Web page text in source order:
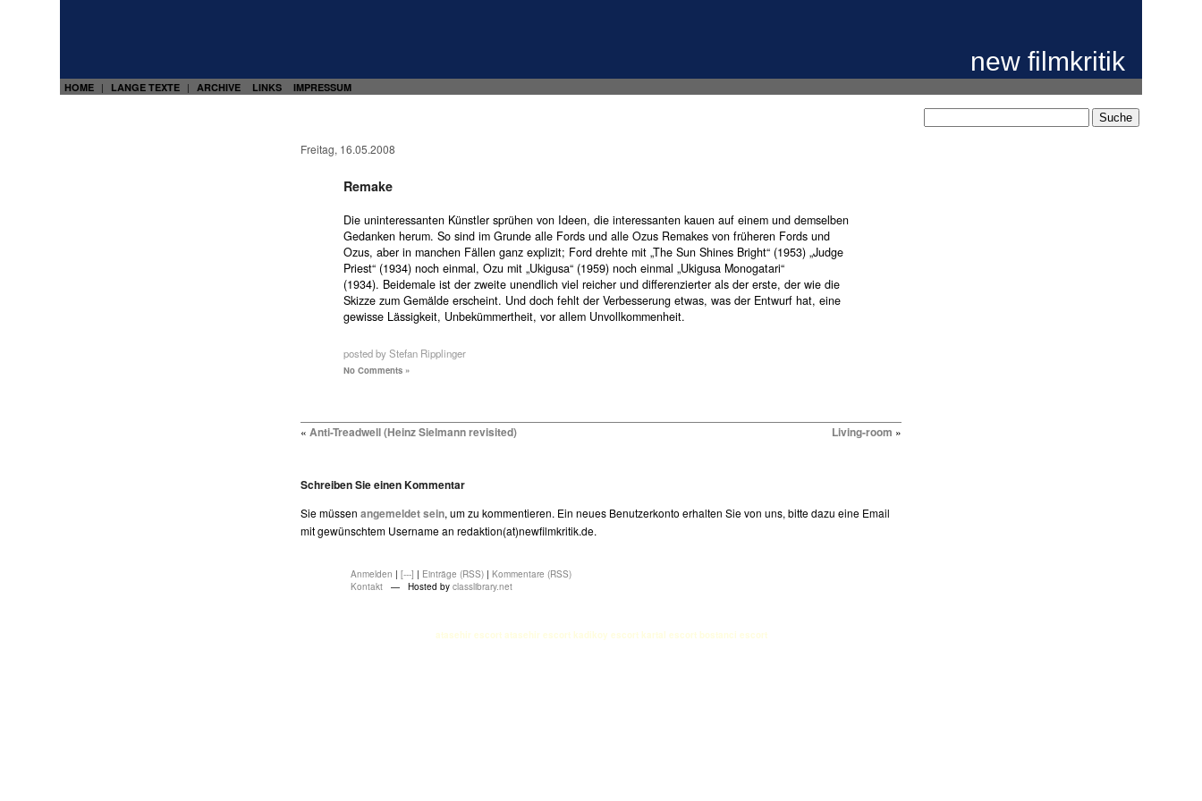
new filmkritik
HOME | LANGE TEXTE | ARCHIVE LINKS IMPRESSUM
Freitag, 16.05.2008
Remake
Die uninteressanten Künstler sprühen von Ideen, die interessanten kauen auf einem und demselben
Gedanken herum. So sind im Grunde alle Fords und alle Ozus Remakes von früheren Fords und
Ozus, aber in manchen Fällen ganz explizit; Ford drehte mit „The Sun Shines Bright“ (1953) „Judge
Priest“ (1934) noch einmal, Ozu mit „Ukigusa“ (1959) noch einmal „Ukigusa Monogatari“
(1934). Beidemale ist der zweite unendlich viel reicher und differenzierter als der erste, der wie die
Skizze zum Gemälde erscheint. Und doch fehlt der Verbesserung etwas, was der Entwurf hat, eine
gewisse Lässigkeit, Unbekümmertheit, vor allem Unvollkommenheit.
posted by Stefan Ripplinger
No Comments »
« Anti-Treadwell (Heinz Sielmann revisited) Living-room »
Schreiben Sie einen Kommentar
Sie müssen angemeldet sein, um zu kommentieren. Ein neues Benutzerkonto erhalten Sie von uns, bitte dazu eine Email
mit gewünschtem Username an redaktion(at)newfilmkritik.de.
Anmelden | [---] | Einträge (RSS) | Kommentare (RSS)
Kontakt — Hosted by classlibrary.net
atasehir escort atasehir escort kadikoy escort kartal escort bostanci escort